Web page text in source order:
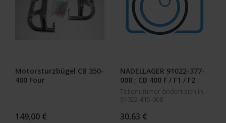
Motorsturzbügel CB 350-
400 Four
149,00 €
NADELLAGER 91022-377-
008 ; CB 400 F / F1 / F2
Teilenummer ändert sich in
91022-415-008
30,63 €